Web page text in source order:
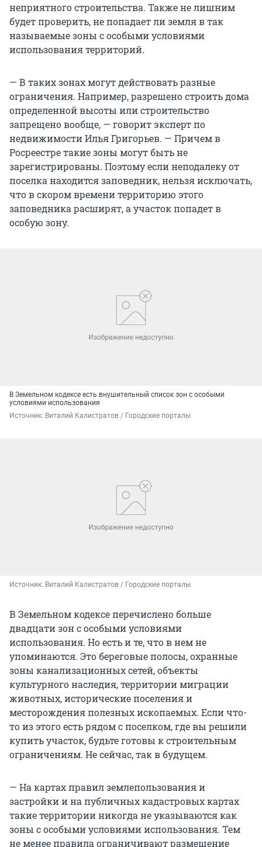
неприятного строительства. Также не лишним
будет проверить, не попадает ли земля в так
называемые зоны с особыми условиями
использования территорий.
— В таких зонах могут действовать разные
ограничения. Например, разрешено строить дома
определенной высоты или строительство
запрещено вообще, — говорит эксперт по
недвижимости Илья Григорьев. — Причем в
Росреестре такие зоны могут быть не
зарегистрированы. Поэтому если неподалеку от
поселка находится заповедник, нельзя исключать,
что в скором времени территорию этого
заповедника расширят, а участок попадет в
особую зону.
В Земельном кодексе есть внушительный список зон с особыми
условиями использования
Источник: Виталий Калистратов / Городские порталы
Источник: Виталий Калистратов / Городские порталы
В Земельном кодексе перечислено больше
двадцати зон с особыми условиями
использования. Но есть и те, что в нем не
упоминаются. Это береговые полосы, охранные
зоны канализационных сетей, объекты
культурного наследия, территории миграции
животных, исторические поселения и
месторождения полезных ископаемых. Если что-
то из этого есть рядом с поселком, где вы решили
купить участок, будьте готовы к строительным
ограничениям. Не сейчас, так в будущем.
— На картах правил землепользования и
застройки и на публичных кадастровых картах
такие территории никогда не указываются как
зоны с особыми условиями использования. Тем
не менее правила ограничивают размещение